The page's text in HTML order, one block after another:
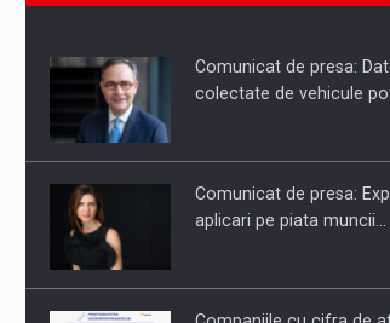
Hard Enduro Piatra
Comunicat de presa:
colectate de vehicule
Comunicat de presa:
aplicari pe piata muncii…